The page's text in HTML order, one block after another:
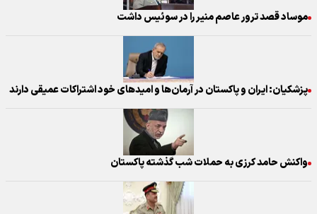
موساد قصد ترور عاصم منیر را در سوئیس داشت
پزشکیان: ایران و پاکستان در آرمان‌ها و امیدهای خود اشتراکات عمیقی دارند
واکنش حامد کرزی به حملات شب گذشته پاکستان